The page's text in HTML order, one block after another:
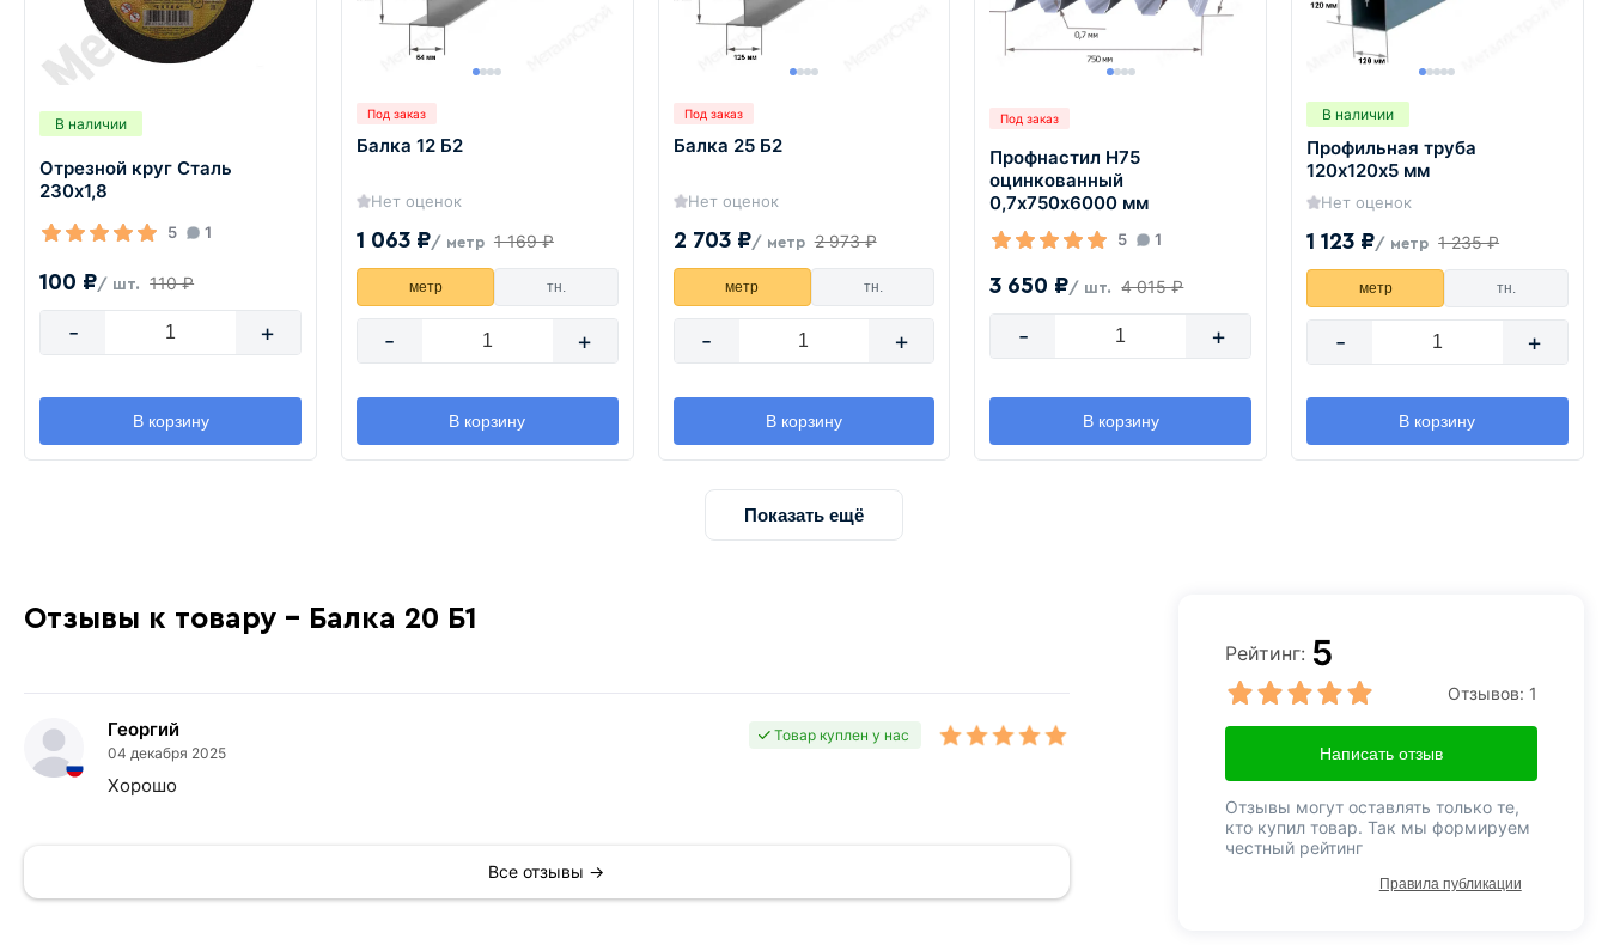
В наличии
Отрезной круг Сталь
230х1,8
5 1
100 ₽/ шт. 110 ₽
- +
В корзину
Под заказ
Балка 12 Б2
Нет оценок
1 063 ₽/ метр 1 169 ₽
метр тн.
- +
В корзину
Под заказ
Балка 25 Б2
Нет оценок
2 703 ₽/ метр 2 973 ₽
метр тн.
- +
В корзину
Под заказ
Профнастил Н75
оцинкованный
0,7х750х6000 мм
5 1
3 650 ₽/ шт. 4 015 ₽
- +
В корзину
В наличии
Профильная труба
120х120х5 мм
Нет оценок
1 123 ₽/ метр 1 235 ₽
метр тн.
- +
В корзину
Показать ещё
Отзывы к товару - Балка 20 Б1
Георгий
04 декабря 2025
Товар куплен у нас
Хорошо
Все отзывы →
Рейтинг: 5
Отзывов: 1
Написать отзыв
Отзывы могут оставлять только те,
кто купил товар. Так мы формируем
честный рейтинг
Правила публикации